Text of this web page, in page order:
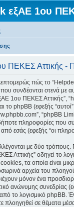
εξΑΕ 1ου
ΠΕΚΕΣ Αττικής -
λεπτομερώς πώς το
που συνδέονται στενά με
1ου ΠΕΚΕΣ Αττικής”,
το phpBB (εφεξής
“phpBB
πληροφορίες που
εσάς (εφεξής “οι
με δύο
Αττικής” οδηγεί το
τα οποία είναι
αρχεία του
μόνον ένα
ανώνυμης συνεδρίας
το λογισμικό phpBB.
πλοηγηθεί σε θέματα